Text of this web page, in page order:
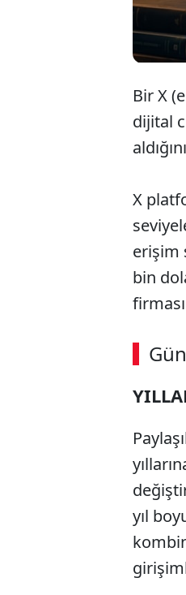
Bir X
dijital
X
erişim
bin
yıl